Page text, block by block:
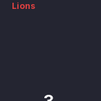
Lions